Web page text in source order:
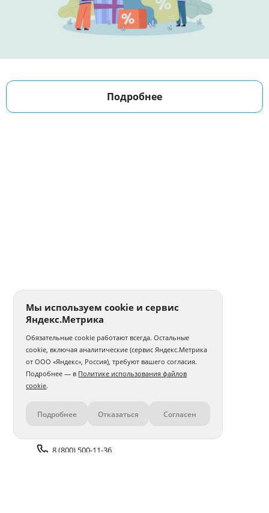
Подробнее
Контакты
8 (800) 500-11-36
Мы используем cookie и сервис
Яндекс.Метрика
Обязательные cookie работают всегда. Остальные
cookie, включая аналитические (сервис Яндекс.Метрика
от ООО «Яндекс», Россия), требуют вашего согласия.
Подробнее — в Политике использования файлов
cookie.
Подробнее Отказаться Согласен